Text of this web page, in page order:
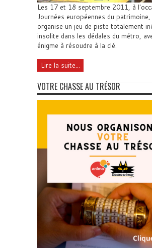
Les 17 et 18 septembre 2011, à
Journées européennes du
organise un jeu de piste totalement
insolite dans les dédales du métro,
énigme à résoudre à la clé.
Lire la suite...
VOTRE CHASSE AU TRÉSOR